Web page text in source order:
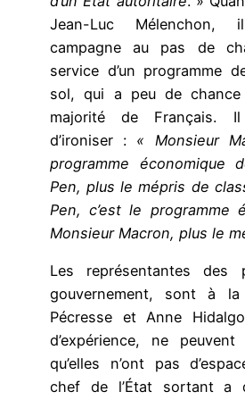
Jean-Luc
campagne au pas de
service d’un programme
sol, qui a peu de
majorité de Français.
d’ironiser : « Monsieur
programme économique
Pen, plus le mépris de
Pen, c’est le programme
Monsieur Macron, plus le
Les représentantes
gouvernement, sont à la
Pécresse et Anne
d’expérience, ne
qu’elles n’ont pas
chef de l’État sortant a